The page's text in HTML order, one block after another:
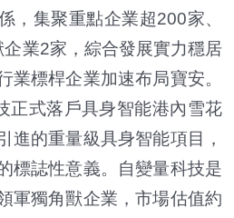
，集聚重點企業超200家、
業2家，綜合發展實力穩居
業標桿企業加速布局寶安。
正式落戶具身智能港內雪花
進的重量級具身智能項目，
標誌性意義。自變量科技是
軍獨角獸企業，市場估值約